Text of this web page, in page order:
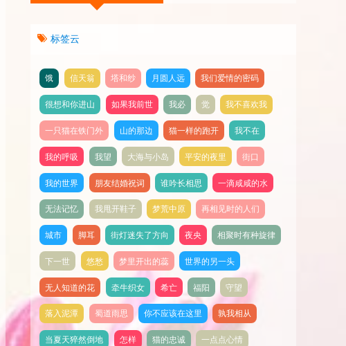
识企业的产品和技术实力，使企业软实
标签云
饿 信天翁 塔和纱 月圆人远 我们爱情的密码
很想和你进山 如果我前世 我必 觉 我不喜欢我
一只猫在铁门外 山的那边 猫一样的跑开 我不在
我的呼吸 我望 大海与小岛 平安的夜里 街口
我的世界 朋友结婚祝词 谁吟长相思 一滴咸咸的水
无法记忆 我甩开鞋子 梦荒中原 再相见时的人们
城市 脚耳 街灯迷失了方向 夜央 相聚时有种旋律
下一世 悠愁 梦里开出的蕊 世界的另一头
无人知道的花 牵牛织女 希亡 福阳 守望
落入泥潭 蜀道雨思 你不应该在这里 孰我相从
当夏天猝然倒地 怎样 猫的忠诚 一点点心情